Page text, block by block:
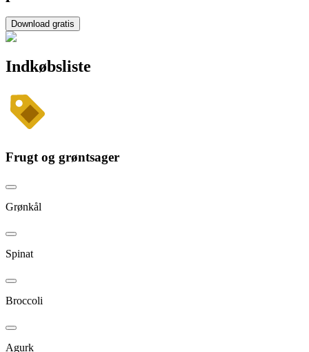
Download gratis
Indkøbsliste
Frugt og grøntsager
Grønkål
Spinat
Broccoli
Agurk